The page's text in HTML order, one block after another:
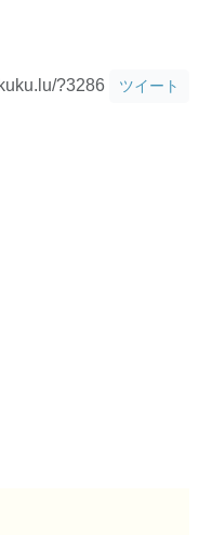
?3286 ツイート